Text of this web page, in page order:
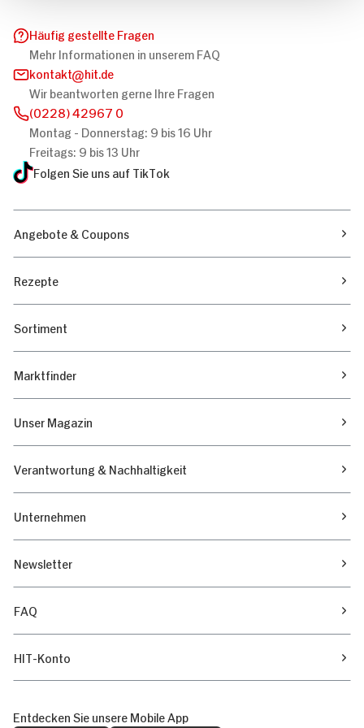
Häufig gestellte Fragen
Mehr Informationen in unserem FAQ
kontakt
hit.de
Wir beantworten gerne Ihre Fragen
(0228) 42967 0
Montag - Donnerstag: 9 bis 16 Uhr
Freitags: 9 bis 13 Uhr
Folgen Sie uns auf TikTok
Angebote & Coupons
Rezepte
Sortiment
Marktfinder
Unser Magazin
Verantwortung & Nachhaltigkeit
Unternehmen
Newsletter
FAQ
HIT-Konto
Entdecken Sie unsere Mobile App